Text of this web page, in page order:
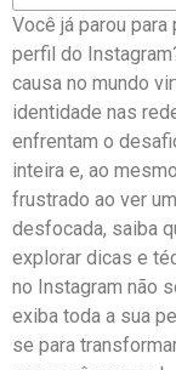
Você já parou
perfil do
causa no mundo
identidade nas
enfrentam ⁢o
inteira e, ao
frustrado ao ⁤ver
desfocada, saiba
explorar dicas e
no Instagram não
exiba toda a sua
se para